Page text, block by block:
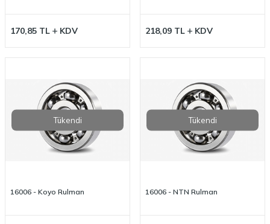
170,85 TL KDV 218,09 TL KDV
Tükendi
16006 - Koyo Rulman
Tükendi
16006 - NTN Rulman